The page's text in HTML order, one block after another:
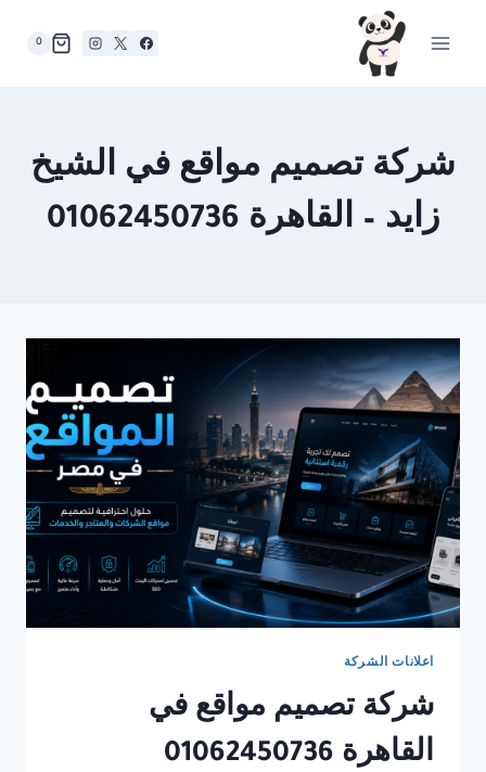
0
شركة تصميم مواقع في الشيخ
زايد – القاهرة 01062450736
اعلانات الشركة
شركة تصميم مواقع في
القاهرة 01062450736